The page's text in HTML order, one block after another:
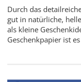
Durch das
gut in natürliche,
als kleine
Geschenkpapier ist